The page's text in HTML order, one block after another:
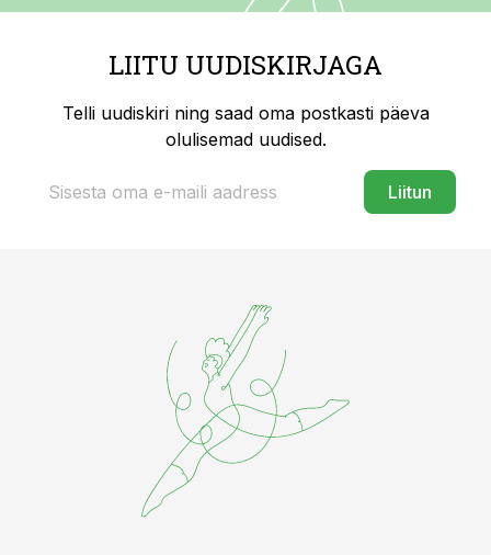
LIITU UUDISKIRJAGA
Telli uudiskiri ning saad oma postkasti päeva
olulisemad uudised.
Liitun